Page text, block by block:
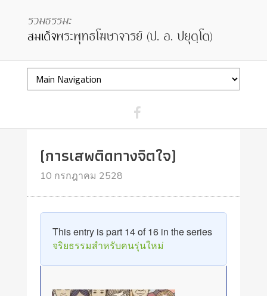
(การเสพติดทางจิตใจ)
10 กรกฎาคม 2528
This entry is part 14 of 16 in the series
จริยธรรมสำหรับคนรุ่นใหม่